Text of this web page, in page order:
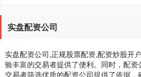
实盘配资公司
实盘配资公司,正规股票配资,配资炒股开
验丰富的交易者提供了便利。同时，配
交易者筛选优质的配资公司提供了依据